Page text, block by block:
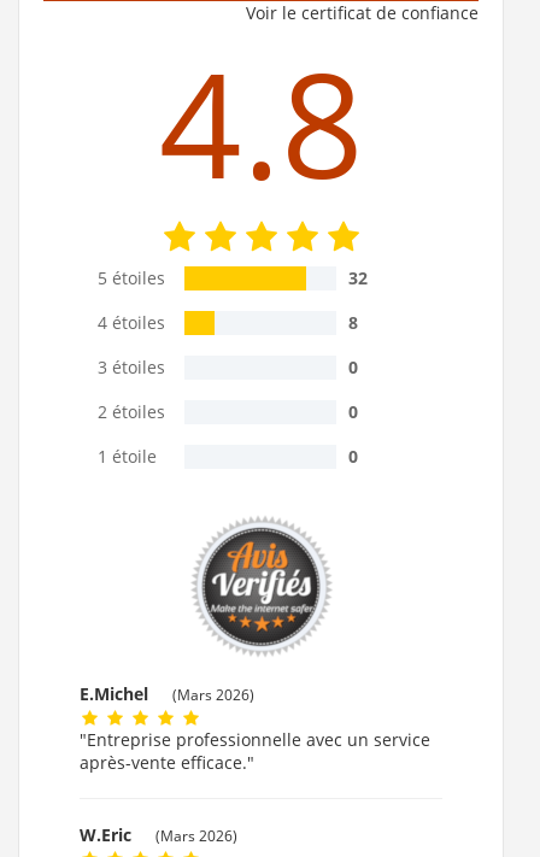
Voir le certificat de confiance
4.8
5 étoiles
32
4 étoiles
8
3 étoiles
0
2 étoiles
0
1 étoile
0
E.Michel (Mars 2026)
"Entreprise professionnelle avec un service
après-vente efficace."
W.Eric (Mars 2026)